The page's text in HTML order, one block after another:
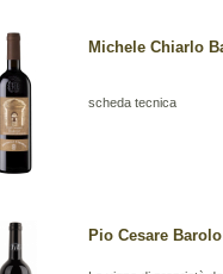
Michele Chiarlo
scheda tecnica
Pio Cesare